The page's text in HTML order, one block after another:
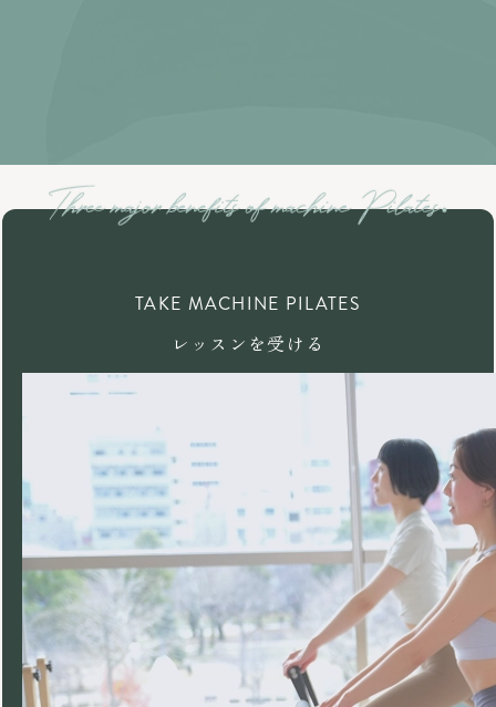
TAKE MACHINE PILATES
レッスンを受ける